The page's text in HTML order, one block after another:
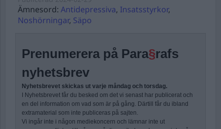
Ämnesord: Antidepressiva, Insatsstyrkor,
Noshörningar, Säpo
Prenumerera på Para§rafs
nyhetsbrev
Nyhetsbrevet skickas ut varje måndag och torsdag.
I Nyhetsbrevet får du besked om det vi senast har publicerat och
en del information om vad som är på gång. Därtill får du ibland
extramaterial som inte publiceras på sajten.
Vi ingår inte i någon mediekoncern och lämnar inte ut